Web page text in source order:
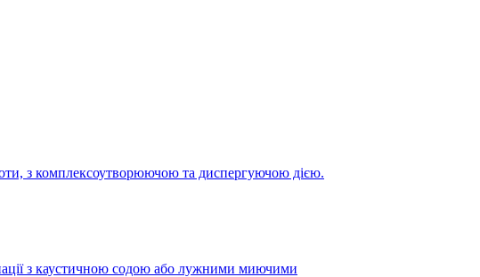
з комплексоутворюючою та диспергуючою дією.
з каустичною содою або лужними миючими